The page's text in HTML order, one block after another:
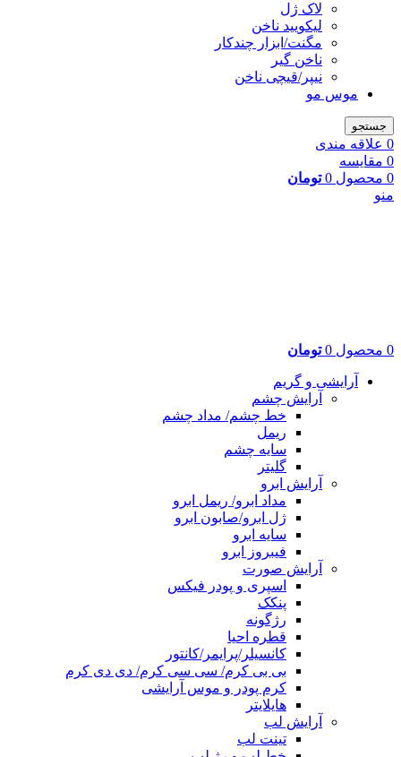
لاک ژل
لیکوييد ناخن
مگنت/ابزار چندکار
ناخن گیر
نیپر/قیچی ناخن
موس مو
جستجو
0 علاقه مندی
0 مقایسه
0 محصول 0 تومان
منو
0 محصول 0 تومان
آرایشی و گریم
آرایش چشم
خط چشم/ مداد چشم
ریمل
سایه چشم
گلیتر
آرایش ابرو
مداد ابرو/ ریمل ابرو
ژل ابرو/صابون ابرو
سایه ابرو
فیبروز ابرو
آرایش صورت
اسپری و پودر فیکس
پنکک
رژگونه
قطره احیا
کانسیلر/پرایمر/کانتور
بی بی کرم/ سی سی کرم/ دی دی کرم
کرم پودر و موس آرایشی
هایلایتر
آرایش لب
تینت لب